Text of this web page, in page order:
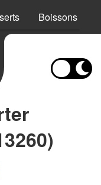
Boissons